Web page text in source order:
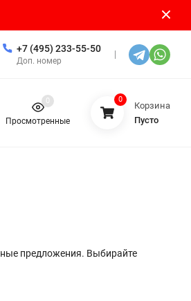
+7 (495) 233-55-50
Доп. номер
Просмотренные
0 0
Корзина
Пусто
предложения. Выбирайте